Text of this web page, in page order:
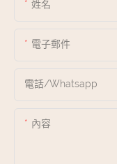
姓名
電子郵件
電話/whatsapp
內容